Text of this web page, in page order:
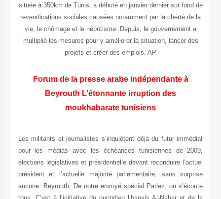
située à 350km de Tunis, a débuté en janvier dernier sur fond de
revendications sociales causées notamment par la cherté de la
vie, le chômage et le népotisme. Depuis, le gouvernement a
multiplié les mesures pour y améliorer la situation, lancer des
projets et créer des emplois. AP
Forum de la presse arabe indépendante à
Beyrouth L’étonnante irruption des
moukhabarate tunisiens
Les militants et journalistes s’inquiètent déjà du futur immédiat
pour les médias avec les échéances tunisiennes de 2009,
élections législatives et présidentielle devant reconduire l’actuel
président et l’actuelle majorité parlementaire, sans surprise
aucune. Beyrouth. De notre envoyé spécial Parlez, on s’écoute